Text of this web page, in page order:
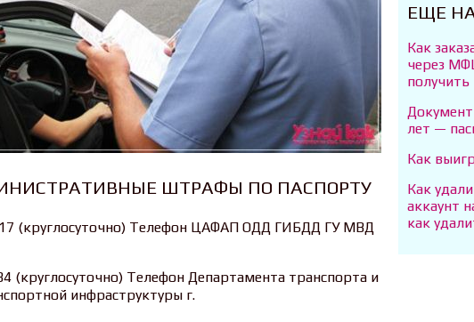
ШТРАФЫ ПО ПАСПОРТУ
(круглосуточно) Телефон ЦАФАП ОДД ГИБДД ГУ МВД
(круглосуточно) Телефон Департамента транспорта и
инфраструктуры г.
ЕЩЕ
Как
через
лет —
Как
Как
аккаунт
как